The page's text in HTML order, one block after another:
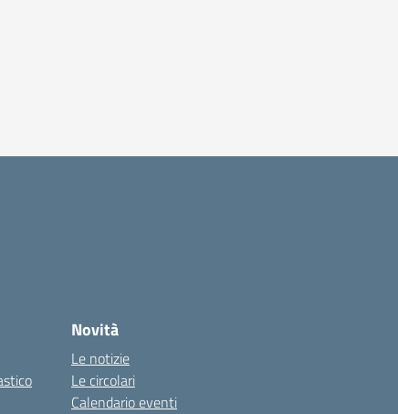
Novità
Le notizie
Le circolari
Calendario eventi